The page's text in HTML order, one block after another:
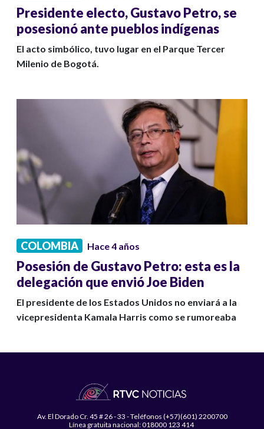
Presidente electo, Gustavo Petro, se
posesionó ante pueblos indígenas
El acto simbólico, tuvo lugar en el Parque Tercer
Milenio de Bogotá.
COLOMBIA Hace 4 años
Posesión de Gustavo Petro: esta es la
delegación que envió Joe Biden
El presidente de los Estados Unidos no enviará a la
vicepresidenta Kamala Harris como se rumoreaba
Av. El Dorado Cr. 45 # 26 - 33 - Teléfonos (+57)(601) 2200700
Línea gratuita nacional: 018000 123 414